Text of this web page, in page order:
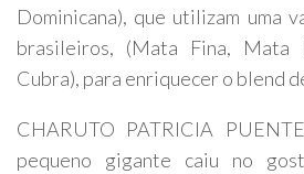
Dominicana), que utilizam uma
brasileiros, (Mata Fina, Mata
Cubra), para enriquecer o blend
CHARUTO PATRICIA
pequeno gigante caiu no